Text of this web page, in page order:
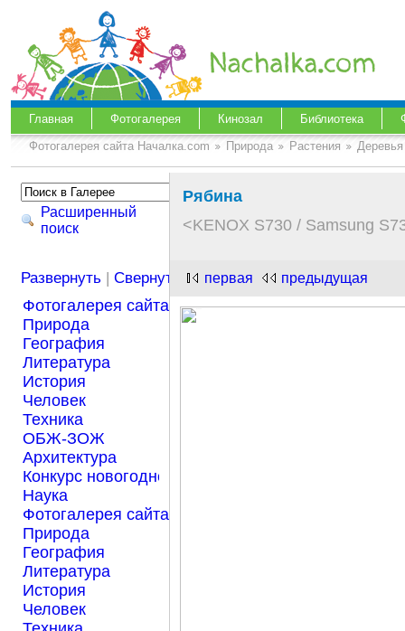
Главная Фотогалерея Кинозал Библиотека
Фотогалерея сайта Началка.com Природа Растения Деревья
Расширенный
поиск
Развернуть |Свернуть
Фотогалерея сайта Началка.com
Природа
География
Литература
История
Человек
Техника
ОБЖ-ЗОЖ
Архитектура
Конкурс новогодней открытки "Нарисуем Новый
Наука
Фотогалерея сайта Началка.com
Природа
География
Литература
История
Человек
Рябина
<KENOX S730 / Samsung
первая предыдущая